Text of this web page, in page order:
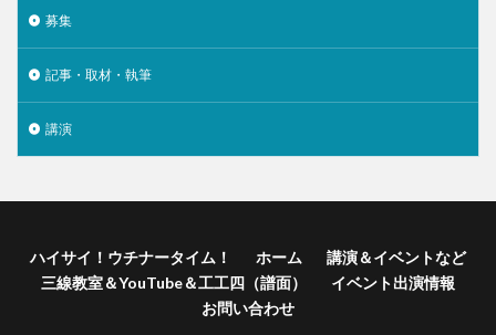
募集
記事・取材・執筆
講演
ハイサイ！ウチナータイム！ ホーム
講演＆イベントなど
三線教室＆YouTube＆工工四（譜面）
イベント出演情報
お問い合わせ